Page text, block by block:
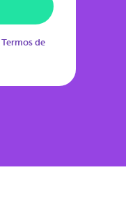
Termos de